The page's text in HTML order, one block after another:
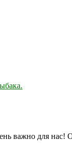
важно для